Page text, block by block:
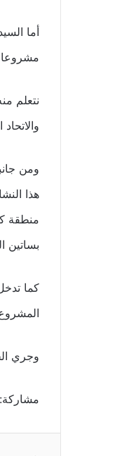
أما
مشروعا
نتعلم
والاتحاد
ومن
هذا
بساتين
كما
وجري
مشاركة: